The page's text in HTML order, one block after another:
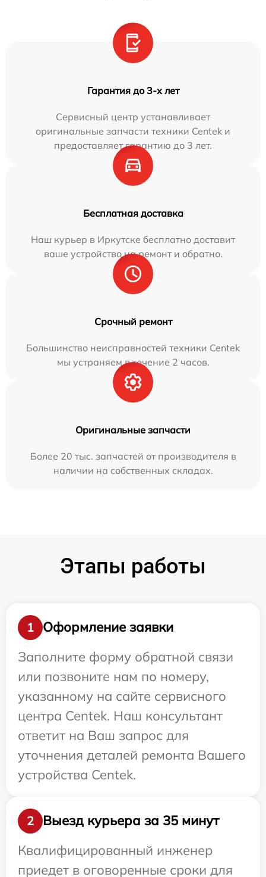
Гарантия до 3-х лет
Сервисный центр устанавливает
оригинальные запчасти техники Centek и
предоставляет гарантию до 3 лет.
Бесплатная доставка
Наш курьер в Иркутске бесплатно доставит
ваше устройство на ремонт и обратно.
Срочный ремонт
Большинство неисправностей техники Centek
мы устраняем в течение 2 часов.
Оригинальные запчасти
Более 20 тыс. запчастей от производителя в
наличии на собственных складах.
Этапы работы
1
Оформление заявки
Заполните форму обратной связи
или позвоните нам по номеру,
указанному на сайте сервисного
центра Centek. Наш консультант
ответит на Ваш запрос для
уточнения деталей ремонта Вашего
устройства Centek.
2
Выезд курьера за 35 минут
Квалифицированный инженер
приедет в оговоренные сроки для